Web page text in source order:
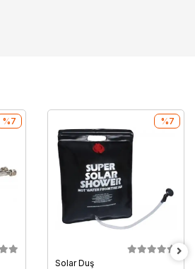
%7
Solar Duş
%7